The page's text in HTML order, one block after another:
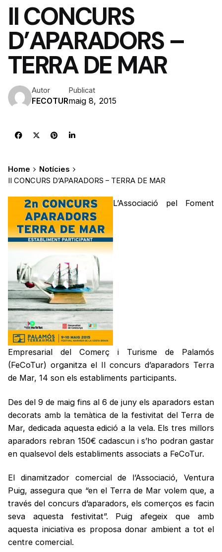
II CONCURS
D’APARADORS –
TERRA DE MAR
Autor
FECOTUR
Publicat
maig 8, 2015
Home
Notícies
II CONCURS D’APARADORS – TERRA DE MAR
L’Associació pel Foment
Empresarial del Comerç i Turisme de Palamós
(FeCoTur) organitza el II concurs d’aparadors Terra
de Mar, 14 son els establiments participants.
Des del 9 de maig fins al 6 de juny els aparadors estan
decorats amb la temàtica de la festivitat del Terra de
Mar, dedicada aquesta edició a la vela. Els tres millors
aparadors rebran 150€ cadascun i s’ho podran gastar
en qualsevol dels establiments associats a FeCoTur.
El dinamitzador comercial de l’Associació, Ventura
Puig, assegura que “en el Terra de Mar volem que, a
través del concurs d’aparadors, els comerços es facin
seva aquesta festivitat”. Puig afegeix que amb
aquesta iniciativa es proposa donar ambient a tot el
centre comercial.